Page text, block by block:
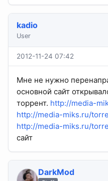
kadio
User
2012-11-24 07:42
Мне не нужно
основной сайт
торрент. http://media-
http://media-miks.ru/
http://media-miks.ru/
сайт
DarkMod